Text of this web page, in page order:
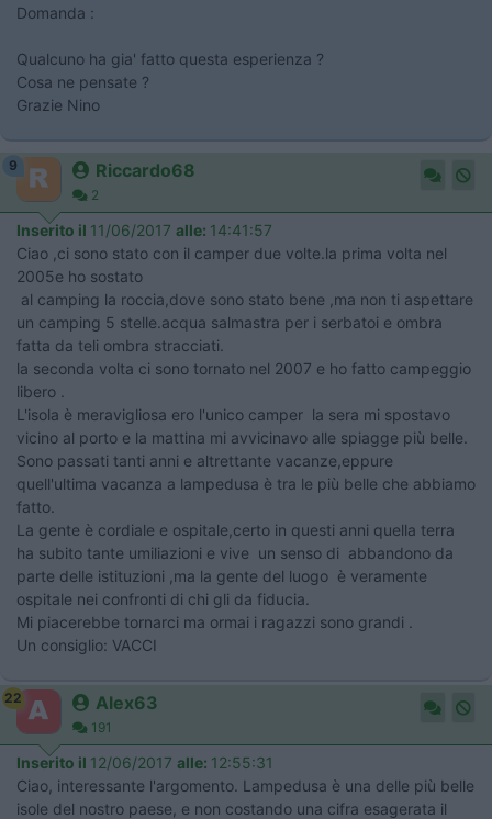
Domanda :
Qualcuno ha gia' fatto questa esperienza ?
Cosa ne pensate ?
Grazie Nino
9 Riccardo68
2
Inserito il 11/06/2017 alle: 14:41:57
Ciao ,ci sono stato con il camper due volte.la prima volta nel
2005e ho sostato
al camping la roccia,dove sono stato bene ,ma non ti aspettare
un camping 5 stelle.acqua salmastra per i serbatoi e ombra
fatta da teli ombra stracciati.
la seconda volta ci sono tornato nel 2007 e ho fatto campeggio
libero .
L'isola è meravigliosa ero l'unico camper la sera mi spostavo
vicino al porto e la mattina mi avvicinavo alle spiagge più belle.
Sono passati tanti anni e altrettante vacanze,eppure
quell'ultima vacanza a lampedusa è tra le più belle che abbiamo
fatto.
La gente è cordiale e ospitale,certo in questi anni quella terra
ha subito tante umiliazioni e vive un senso di abbandono da
parte delle istituzioni ,ma la gente del luogo è veramente
ospitale nei confronti di chi gli da fiducia.
Mi piacerebbe tornarci ma ormai i ragazzi sono grandi .
Un consiglio: VACCI
22 Alex63
191
Inserito il 12/06/2017 alle: 12:55:31
Ciao, interessante l'argomento. Lampedusa è una delle più belle
isole del nostro paese, e non costando una cifra esagerata il